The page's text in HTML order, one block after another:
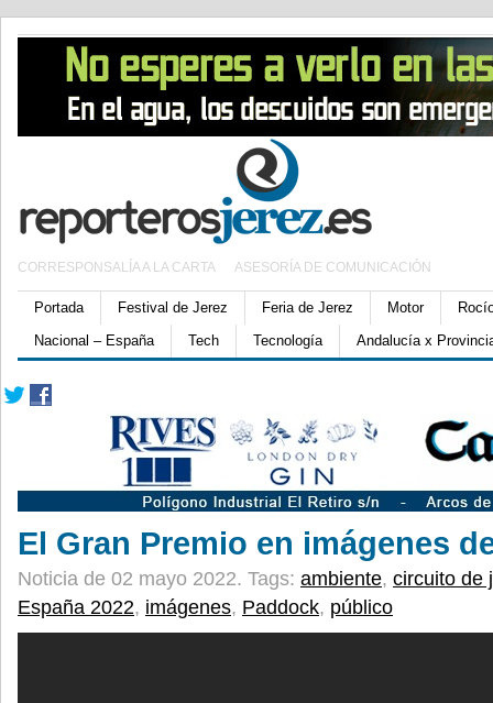
CORRESPONSALÍA A LA CARTA ASESORÍA DE COMUNICACIÓN
Portada Festival de Jerez Feria de Jerez Motor
Nacional – España
Tech Tecnología Andalucía x
El Gran Premio en imágenes
Noticia de 02 mayo 2022. Tags: ambiente, circuito de
España 2022, imágenes, Paddock, público